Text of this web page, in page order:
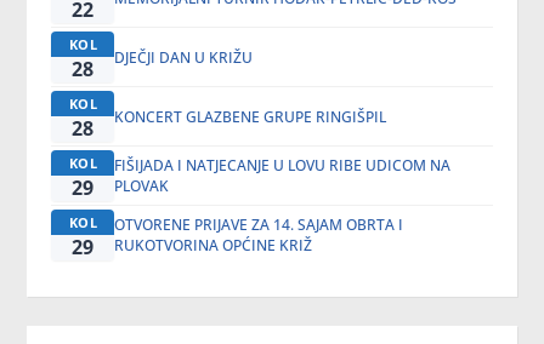
22
KOL
28 DJEČJI DAN U KRIŽU
KOL
28 KONCERT GLAZBENE GRUPE RINGIŠPIL
KOL
29
FIŠIJADA I NATJECANJE U LOVU RIBE UDICOM NA
PLOVAK
KOL
29
OTVORENE PRIJAVE ZA 14. SAJAM OBRTA I
RUKOTVORINA OPĆINE KRIŽ